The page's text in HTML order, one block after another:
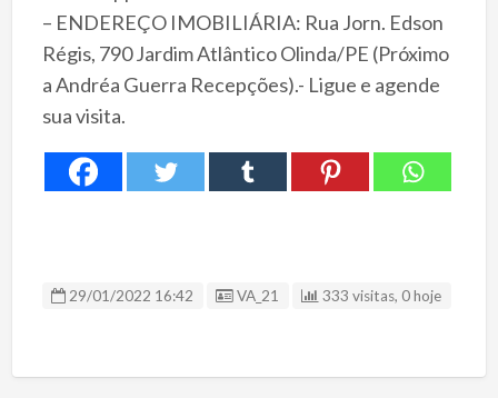
– ENDEREÇO IMOBILIÁRIA: Rua Jorn. Edson
Régis, 790 Jardim Atlântico Olinda/PE (Próximo
a Andréa Guerra Recepções).- Ligue e agende
sua visita.
29/01/2022 16:42 ID Anúncio
VA_21 333 visitas, 0 hoje